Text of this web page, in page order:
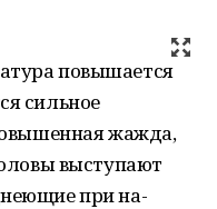
повышается
сильное
жажда,
выступают
при на­